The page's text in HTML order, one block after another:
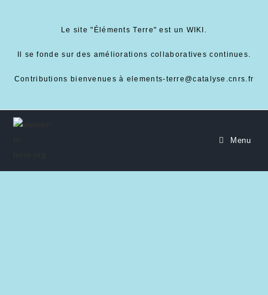
Le site "Éléments Terre" est un WIKI.
Il se fonde sur des améliorations collaboratives continues.
Contributions bienvenues à elements-terre@catalyse.cnrs.fr
Menu